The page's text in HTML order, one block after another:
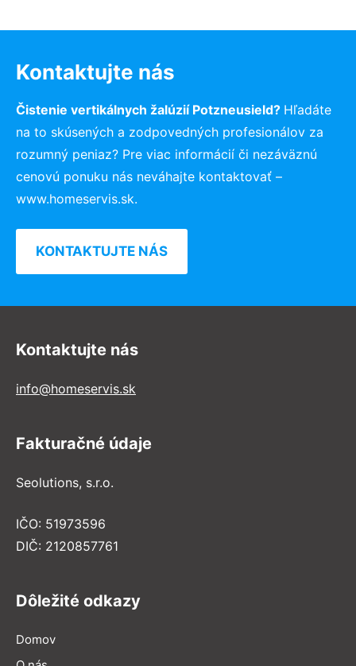
Kontaktujte nás
Čistenie vertikálnych žalúzií Potzneusield? Hľadáte
na to skúsených a zodpovedných profesionálov za
rozumný peniaz? Pre viac informácií či nezáväznú
cenovú ponuku nás neváhajte kontaktovať –
www.homeservis.sk.
KONTAKTUJTE NÁS
Kontaktujte nás
info@homeservis.sk
Fakturačné údaje
Seolutions, s.r.o.
IČO: 51973596
DIČ: 2120857761
Dôležité odkazy
Domov